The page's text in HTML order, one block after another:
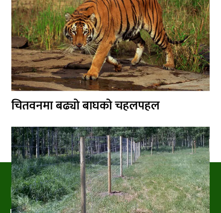
चितवनमा बढ्यो बाघको चहलपहल
PRAKRITIPRESS